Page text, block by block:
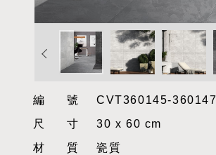
編號CVT360145-360147
尺寸30 x 60 cm
材質瓷質